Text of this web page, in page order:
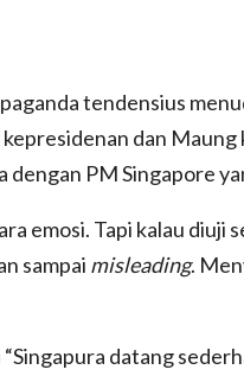
tendensius
dan
dengan PM Singapore
emosi. Tapi kalau diuji
sampai misleading.
“Singapura datang